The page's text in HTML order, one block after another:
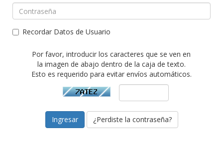
Recordar Datos de Usuario
Por favor, introducir los caracteres que se ven en
la imagen de abajo dentro de la caja de texto.
Esto es requerido para evitar envíos automáticos.
¿Perdiste la contraseña?